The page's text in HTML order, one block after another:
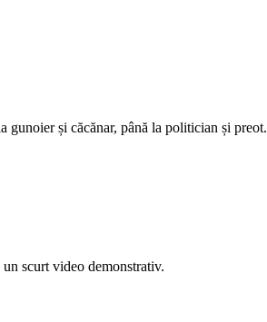
și căcănar, până la politician și preot.
scurt video demonstrativ.